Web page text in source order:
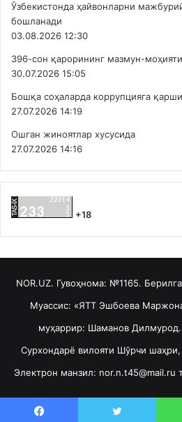
Ўзбекистонда ҳайвонларни
бошланади
03.08.2026 12:30
396-сон қарорининг мазмун-
30.07.2026 15:05
Бошқа соҳаларда коррупцияга
27.07.2026 14:19
Ошган жиноятлар хусусида
27.07.2026 14:16
+18
NOR.UZ. Гувоҳнома: №1165.
Муассис: «ЯТТ Эшбоева
муҳаррир: Шаманов Дилмурод.
Сурхондарё вилояти Шўрчи шаҳри,
Электрон манзил: nor.n.t45@mail.ru